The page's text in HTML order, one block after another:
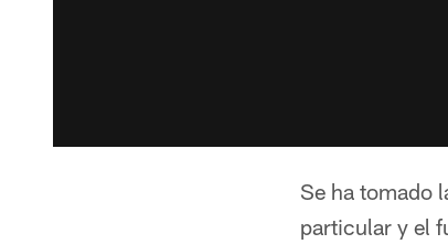
Se ha tomado
particular y el